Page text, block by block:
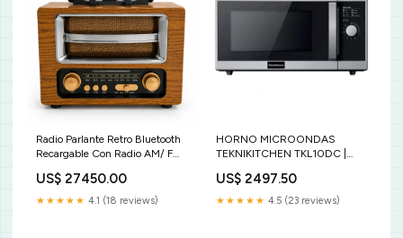
Radio Parlante Retro Bluetooth
Recargable Con Radio AM/ FM
US$ 27450.00
★★★★★ 4.1 (18 reviews)
HORNO MICROONDAS
TEKNIKITCHEN TKL10DC |
Cúbicos | Acero Inoxidable |
Cocina Industrial Restaurante
US$ 2497.50
★★★★★ 4.5 (23 reviews)